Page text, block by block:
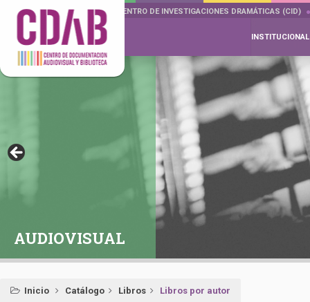
DOCUMENTA DRAMÁTICAS CENTRO DE INVESTIGACIONES DRAMÁTICAS (CID)
INSTITUCIONAL
AUDIOVISUAL
Inicio Catálogo Libros Libros por autor